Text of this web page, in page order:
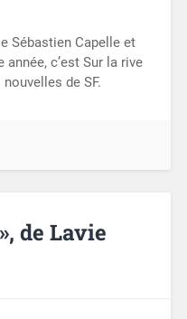
Sébastien Capelle et
c’est Sur la rive
de SF.
de Lavie